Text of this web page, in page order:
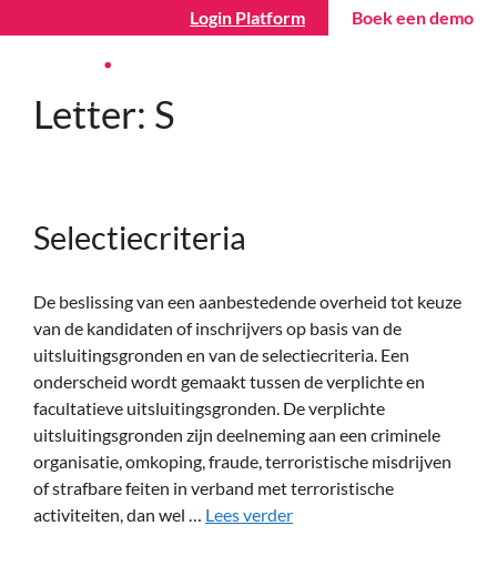
Login Platform Boek een demo
Letter: S
Selectiecriteria
De beslissing van een aanbestedende overheid tot keuze
van de kandidaten of inschrijvers op basis van de
uitsluitingsgronden en van de selectiecriteria. Een
onderscheid wordt gemaakt tussen de verplichte en
facultatieve uitsluitingsgronden. De verplichte
uitsluitingsgronden zijn deelneming aan een criminele
organisatie, omkoping, fraude, terroristische misdrijven
of strafbare feiten in verband met terroristische
activiteiten, dan wel … Lees verder